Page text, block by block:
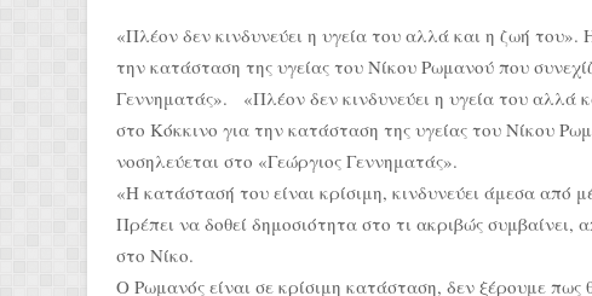
«Πλέον δεν κινδυνεύει η υγεία του αλλά και η ζωή
την κατάσταση της υγείας του Νίκου Ρωμανού που
Γεννηματάς». «Πλέον δεν κινδυνεύει η υγεία του αλλά
στο Κόκκινο για την κατάσταση της υγείας του Νίκου
νοσηλεύεται στο «Γεώργιος Γεννηματάς».
«Η κατάστασή του είναι κρίσιμη, κινδυνεύει άμεσα από
Πρέπει να δοθεί δημοσιότητα στο τι ακριβώς
στο Νίκο.
Ο Ρωμανός είναι σε κρίσιμη κατάσταση, δεν ξέρουμε πως